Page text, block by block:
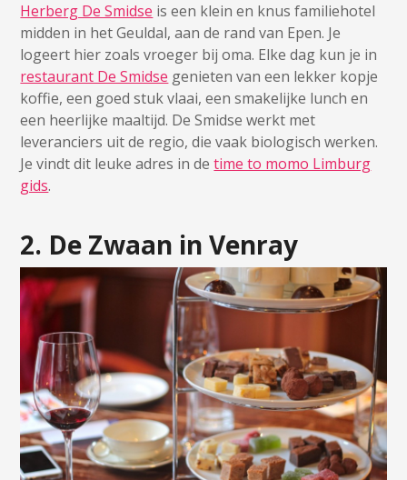
Herberg De Smidse is een klein en knus familiehotel
midden in het Geuldal, aan de rand van Epen. Je
logeert hier zoals vroeger bij oma. Elke dag kun je in
restaurant De Smidse genieten van een lekker kopje
koffie, een goed stuk vlaai, een smakelijke lunch en
een heerlijke maaltijd. De Smidse werkt met
leveranciers uit de regio, die vaak biologisch werken.
Je vindt dit leuke adres in detime to momo Limburg
gids.
2. De Zwaan in Venray